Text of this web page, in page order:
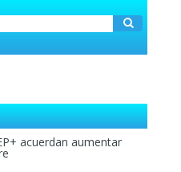
acuerdan aumentar